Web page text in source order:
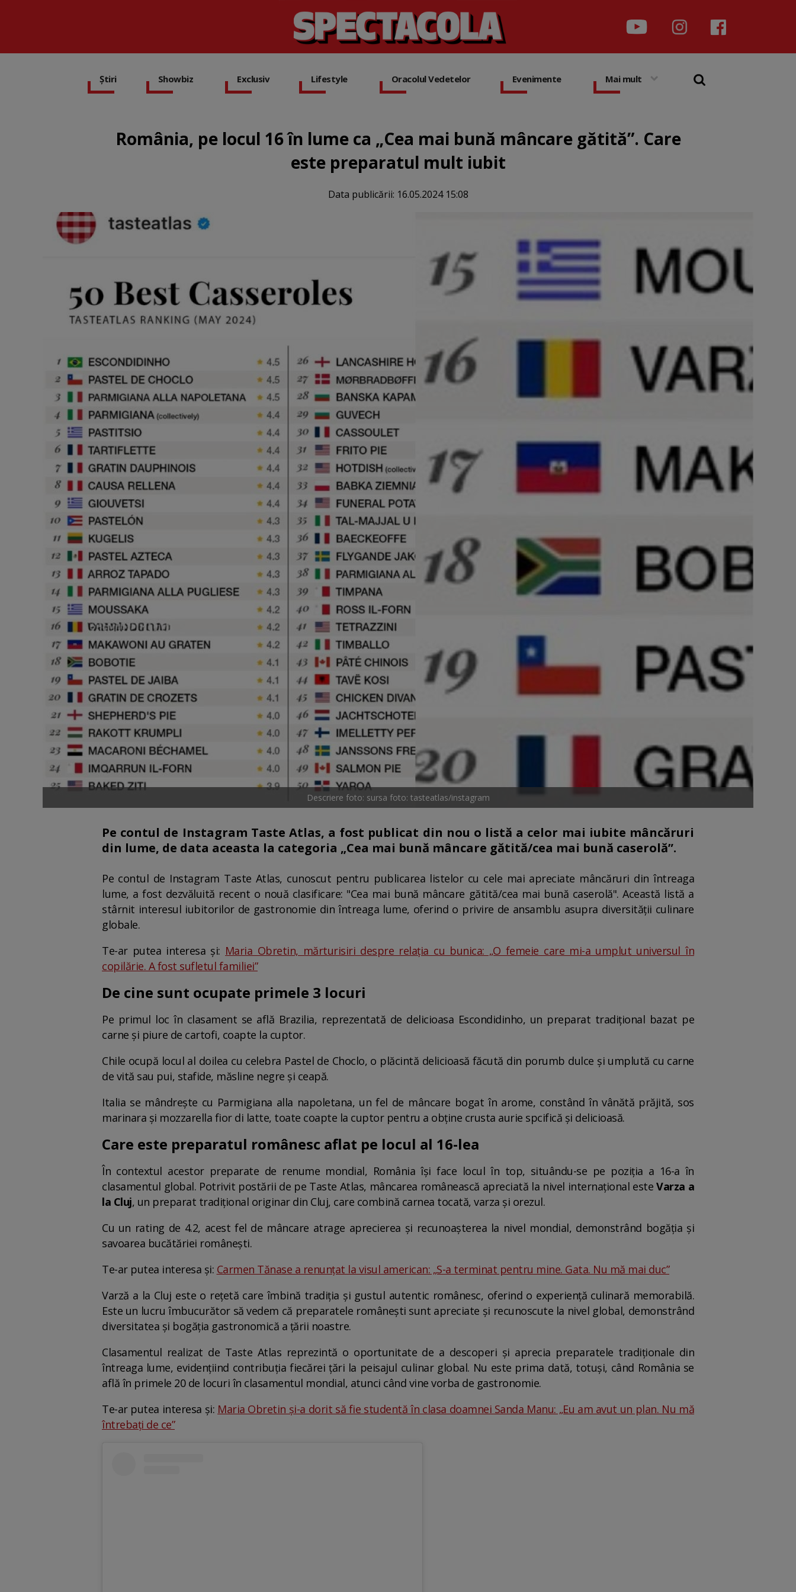
Știri Showbiz Exclusiv Lifestyle Oracolul Vedetelor Evenimente Mai mult
România, pe locul 16 în lume ca „Cea mai bună mâncare gătită”. Care
este preparatul mult iubit
Data publicării: 16.05.2024 15:08
Descriere foto: sursa foto: tasteatlas/instagram
Pe contul de Instagram Taste Atlas, a fost publicat din nou o listă a celor mai iubite mâncăruri
din lume, de data aceasta la categoria „Cea mai bună mâncare gătită/cea mai bună caserolă”.
Pe contul de Instagram Taste Atlas, cunoscut pentru publicarea listelor cu cele mai apreciate mâncăruri din întreaga
lume, a fost dezvăluită recent o nouă clasificare: "Cea mai bună mâncare gătită/cea mai bună caserolă". Această listă a
stârnit interesul iubitorilor de gastronomie din întreaga lume, oferind o privire de ansamblu asupra diversității culinare
globale.
Te-ar putea interesa și: Maria Obretin, mărturisiri despre relația cu bunica: „O femeie care mi-a umplut universul în
copilărie. A fost sufletul familiei”
De cine sunt ocupate primele 3 locuri
Pe primul loc în clasament se află Brazilia, reprezentată de delicioasa Escondidinho, un preparat tradițional bazat pe
carne și piure de cartofi, coapte la cuptor.
Chile ocupă locul al doilea cu celebra Pastel de Choclo, o plăcintă delicioasă făcută din porumb dulce și umplută cu carne
de vită sau pui, stafide, măsline negre și ceapă.
Italia se mândrește cu Parmigiana alla napoletana, un fel de mâncare bogat în arome, constând în vânătă prăjită, sos
marinara și mozzarella fior di latte, toate coapte la cuptor pentru a obține crusta aurie spcifică și delicioasă.
Care este preparatul românesc aflat pe locul al 16-lea
În contextul acestor preparate de renume mondial, România își face locul în top, situându-se pe poziția a 16-a în
clasamentul global. Potrivit postării de pe Taste Atlas, mâncarea românească apreciată la nivel internațional este Varza a
la Cluj, un preparat tradițional originar din Cluj, care combină carnea tocată, varza și orezul.
Cu un rating de 4.2, acest fel de mâncare atrage aprecierea și recunoașterea la nivel mondial, demonstrând bogăția și
savoarea bucătăriei românești.
Te-ar putea interesa și: Carmen Tănase a renunțat la visul american: „S-a terminat pentru mine. Gata. Nu mă mai duc”
Varză a la Cluj este o rețetă care îmbină tradiția și gustul autentic românesc, oferind o experiență culinară memorabilă.
Este un lucru îmbucurător să vedem că preparatele românești sunt apreciate și recunoscute la nivel global, demonstrând
diversitatea și bogăția gastronomică a țării noastre.
Clasamentul realizat de Taste Atlas reprezintă o oportunitate de a descoperi și aprecia preparatele tradiționale din
întreaga lume, evidențiind contribuția fiecărei țări la peisajul culinar global. Nu este prima dată, totuși, când România se
află în primele 20 de locuri în clasamentul mondial, atunci când vine vorba de gastronomie.
Te-ar putea interesa și: Maria Obretin și-a dorit să fie studentă în clasa doamnei Sanda Manu: „Eu am avut un plan. Nu mă
întrebați de ce”